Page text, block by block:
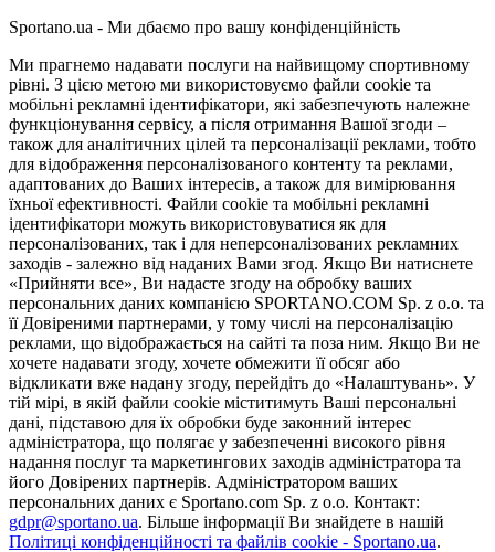
Sportano.ua - Ми дбаємо про вашу конфіденційність
Ми прагнемо надавати послуги на найвищому спортивному
рівні. З цією метою ми використовуємо файли cookie та
мобільні рекламні ідентифікатори, які забезпечують належне
функціонування сервісу, а після отримання Вашої згоди –
також для аналітичних цілей та персоналізації реклами, тобто
для відображення персоналізованого контенту та реклами,
адаптованих до Ваших інтересів, а також для вимірювання
їхньої ефективності. Файли cookie та мобільні рекламні
ідентифікатори можуть використовуватися як для
персоналізованих, так і для неперсоналізованих рекламних
заходів - залежно від наданих Вами згод. Якщо Ви натиснете
«Прийняти все», Ви надасте згоду на обробку ваших
персональних даних компанією SPORTANO.COM Sp. z o.o. та
її Довіреними партнерами, у тому числі на персоналізацію
реклами, що відображається на сайті та поза ним. Якщо Ви не
хочете надавати згоду, хочете обмежити її обсяг або
відкликати вже надану згоду, перейдіть до «Налаштувань». У
тій мірі, в якій файли cookie міститимуть Ваші персональні
дані, підставою для їх обробки буде законний інтерес
адміністратора, що полягає у забезпеченні високого рівня
надання послуг та маркетингових заходів адміністратора та
його Довірених партнерів. Адміністратором ваших
персональних даних є Sportano.com Sp. z o.o. Контакт:
gdpr@sportano.ua. Більше інформації Ви знайдете в нашій
Політиці конфіденційності та файлів cookie - Sportano.ua.